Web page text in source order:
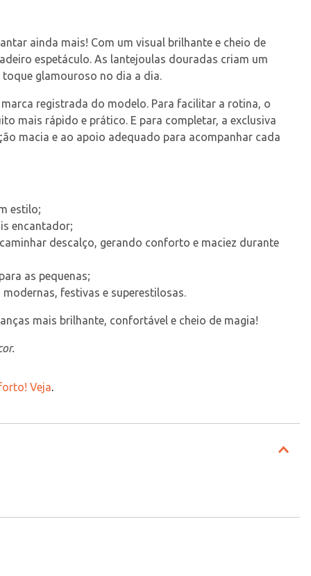
ainda mais! Com um visual brilhante e cheio de
espetáculo. As lantejoulas douradas criam um
glamouroso no dia a dia.
registrada do modelo. Para facilitar a rotina, o
mais rápido e prático. E para completar, a exclusiva
macia e ao apoio adequado para acompanhar cada
estilo;
encantador;
descalço, gerando conforto e maciez durante
as pequenas;
festivas e superestilosas.
mais brilhante, confortável e cheio de magia!
Veja.